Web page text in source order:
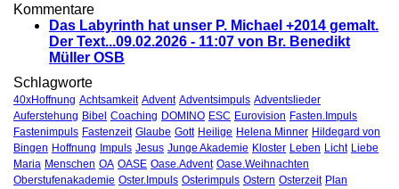
Kommentare
Das Labyrinth hat unser P. Michael +2014 gemalt.
Der Text...09.02.2026 - 11:07 von Br. Benedikt
Müller OSB
Schlagworte
40xHoffnung Achtsamkeit Advent Adventsimpuls Adventslieder
Auferstehung Bibel Coaching DOMINO ESC Eurovision Fasten.Impuls
Fastenimpuls Fastenzeit Glaube Gott Heilige Helena Minner Hildegard von
Bingen Hoffnung Impuls Jesus Junge Akademie Kloster Leben Licht Liebe
Maria Menschen OA OASE Oase.Advent Oase.Weihnachten
Oberstufenakademie Oster.Impuls Osterimpuls Ostern Osterzeit Plan